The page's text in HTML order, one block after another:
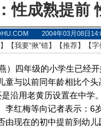
性成熟提前
2004年03月08日
】【我要“揪”错】【推荐】【字
四年级的小学生已经开
童与以前同年龄相比个
沿用老黄历设置在中学。
红梅等向记者表示：6
由现在的初中提前到幼儿